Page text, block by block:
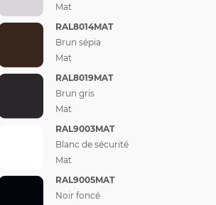
Mat
RAL8014MAT
Brun sépia
Mat
RAL8019MAT
Brun gris
Mat
RAL9003MAT
Blanc de sécurité
Mat
RAL9005MAT
Noir foncé